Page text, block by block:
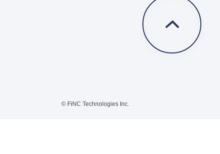
© FiNC Technologies Inc.